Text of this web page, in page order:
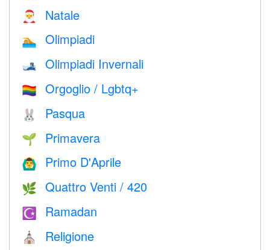
🎅 Natale
🏊 Olimpiadi
🎿 Olimpiadi Invernali
🏳️‍🌈 Orgoglio / Lgbtq+
🐰 Pasqua
🌱 Primavera
🙆‍♂️ Primo D'Aprile
🌿 Quattro Venti / 420
☪️ Ramadan
⛪️ Religione